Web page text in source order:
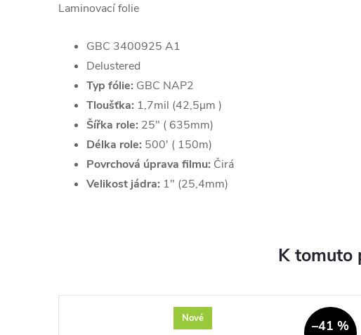
Laminovací folie
GBC 3400925 A1
Delustered
Typ fólie: GBC NAP2
Tloušťka: 1,7mil (42,5µm )
Šířka role: 25" ( 635mm)
Délka role: 500' ( 150m)
Povrchová úprava filmu: Čirá
Velikost jádra: 1" (25,4mm)
K tomuto
Nové –41 %